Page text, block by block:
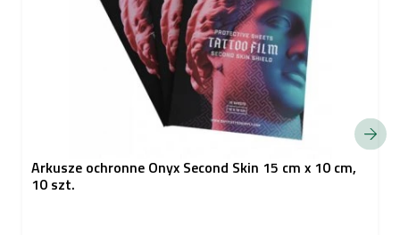
Arkusze ochronne Onyx Second Skin 15 cm x 10 cm,
10 szt.